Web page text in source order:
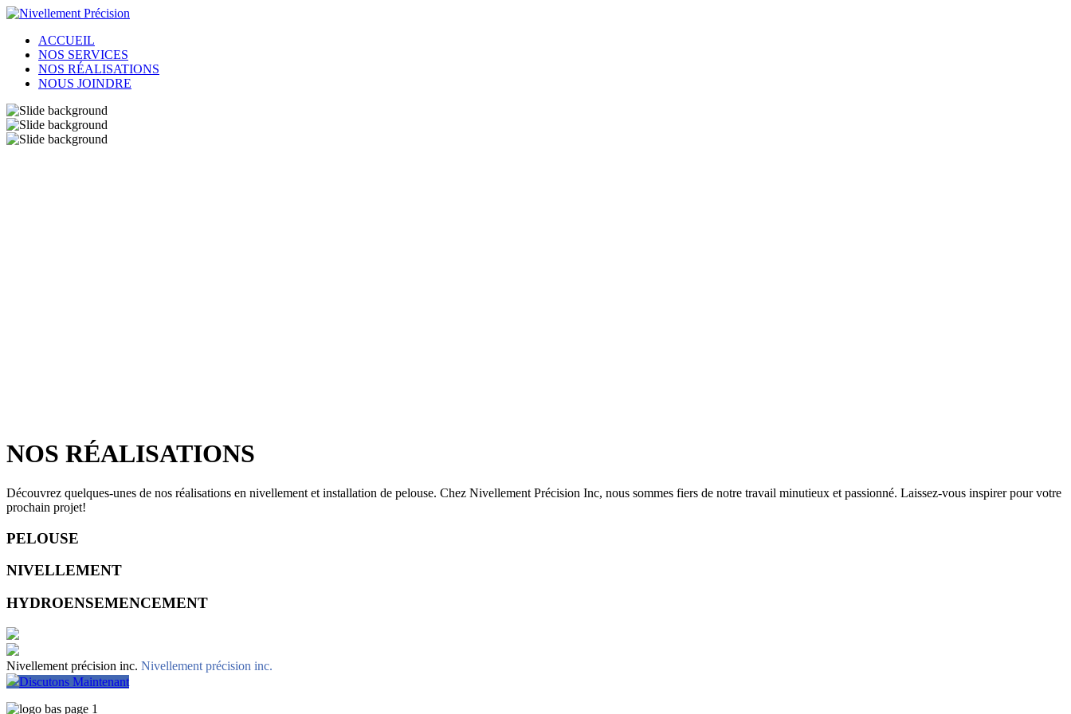
ACCUEIL
NOS SERVICES
NOS RÉALISATIONS
NOUS JOINDRE
NOS RÉALISATIONS
Découvrez quelques-unes de nos réalisations en nivellement et installation de pelouse. Chez Nivellement Précision Inc, nous sommes fiers de notre travail minutieux et passionné. Laissez-vous inspirer pour votre
prochain projet!
PELOUSE
NIVELLEMENT
HYDROENSEMENCEMENT
Nivellement précision inc. Nivellement précision inc.
Discutons Maintenant